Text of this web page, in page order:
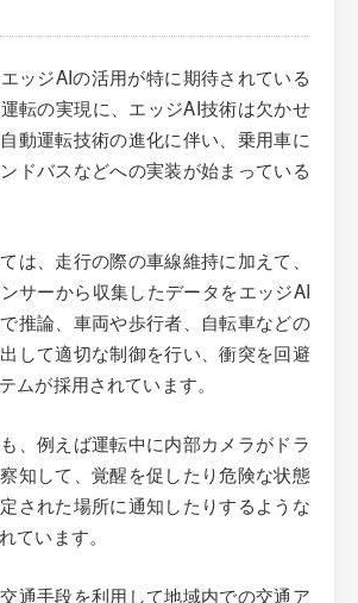
ッジAIの活用が特に期待されている
転の実現に、エッジAI技術は欠かせ
動運転技術の進化に伴い、乗用車に
ドバスなどへの実装が始まっている
は、走行の際の車線維持に加えて、
サーから収集したデータをエッジAI
推論、車両や歩行者、自転車などの
して適切な制御を行い、衝突を回避
ムが採用されています。
、例えば運転中に内部カメラがドラ
知して、覚醒を促したり危険な状態
された場所に通知したりするような
ています。
通手段を利用して地域内での交通ア